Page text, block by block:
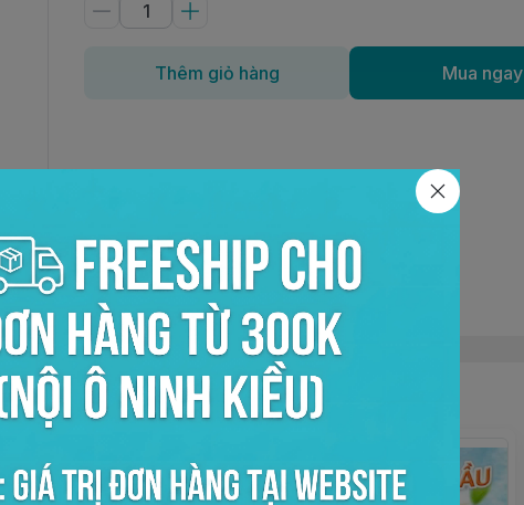
Thêm giỏ hàng Mua ngay